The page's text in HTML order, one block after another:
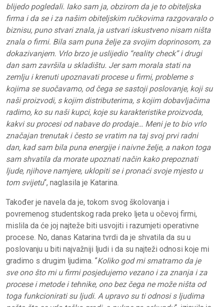
blijedo pogledali. Iako sam ja, obzirom da je to obiteljska
firma i da se i za našim obiteljskim ručkovima razgovaralo o
biznisu, puno stvari znala, ja ustvari iskustveno nisam ništa
znala o firmi. Bila sam puna želje za svojim doprinosom, za
dokazivanjem. Vrlo brzo je uslijedio “reality check” i drugi
dan sam završila u skladištu. Jer sam morala stati na
zemlju i krenuti upoznavati procese u firmi, probleme s
kojima se suočavamo, od čega se sastoji poslovanje, koji su
naši proizvodi, s kojim distributerima, s kojim dobavljačima
radimo, ko su naši kupci, koje su karakteristike proizvoda,
kakvi su procesi od nabave do prodaje… Meni je to bio vrlo
značajan trenutak i često se vratim na taj svoj prvi radni
dan, kad sam bila puna energije i naivne želje, a nakon toga
sam shvatila da morate upoznati način kako prepoznati
ljude, njihove namjere, uklopiti se i pronaći svoje mjesto u
tom svijetu“, naglasila je Katarina.
Također je navela da je, tokom svog školovanja i
povremenog studentskog rada preko ljeta u očevoj firmi,
mislila da će joj najteže biti usvojiti i razumjeti operativne
procese. No, danas Katarina tvrdi da je shvatila da su u
poslovanju u biti najvažniji ljudi i da su najteži odnosi koje mi
gradimo s drugim ljudima. “Koliko god mi smatramo da je
sve ono što mi u firmi posjedujemo vezano i za znanja i za
procese i metode i tehnike, ono bez čega ne može ništa od
toga funkcionirati su ljudi. A upravo su ti odnosi s ljudima